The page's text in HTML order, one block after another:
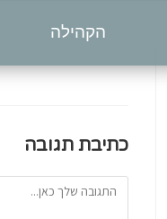
הקהילה
כתיבת תגובה